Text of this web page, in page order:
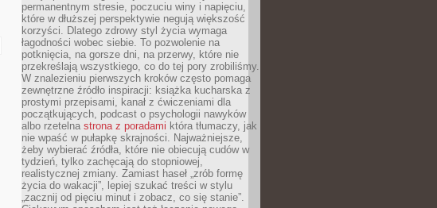
permanentnym stresie, poczuciu winy i napięciu,
które w dłuższej perspektywie negują większość
korzyści. Dlatego zdrowy styl życia wymaga
łagodności wobec siebie. To pozwolenie na
potknięcia, na gorsze dni, na przerwy, które nie
przekreślają wszystkiego, co do tej pory zrobiliśmy.
W znalezieniu pierwszych kroków często pomaga
zewnętrzne źródło inspiracji: książka kucharska z
prostymi przepisami, kanał z ćwiczeniami dla
początkujących, podcast o psychologii nawyków
albo rzetelna strona z poradami która tłumaczy, jak
nie wpaść w pułapkę skrajności. Najważniejsze,
żeby wybierać źródła, które nie obiecują cudów w
tydzień, tylko zachęcają do stopniowej,
realistycznej zmiany. Zamiast haseł „zrób formę
życia do wakacji”, lepiej szukać treści w stylu
„zacznij od pięciu minut i zobacz, co się stanie”.